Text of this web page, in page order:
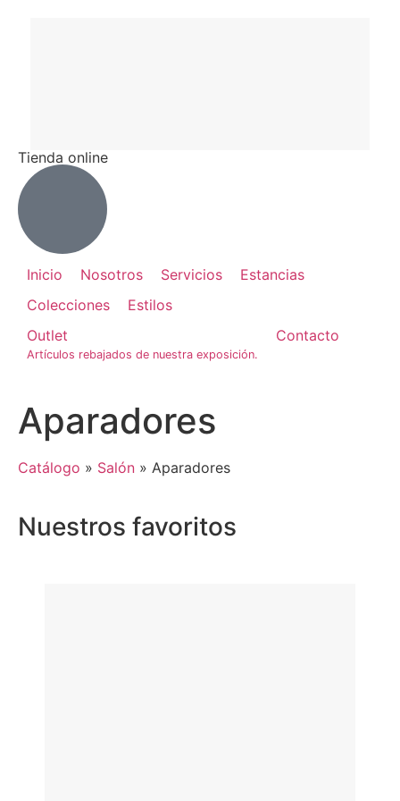
Tienda online
Inicio Nosotros Servicios
Estancias
Colecciones
Estilos
Outlet
Artículos rebajados de nuestra exposición.
Contacto
Aparadores
Catálogo » Salón » Aparadores
Nuestros favoritos